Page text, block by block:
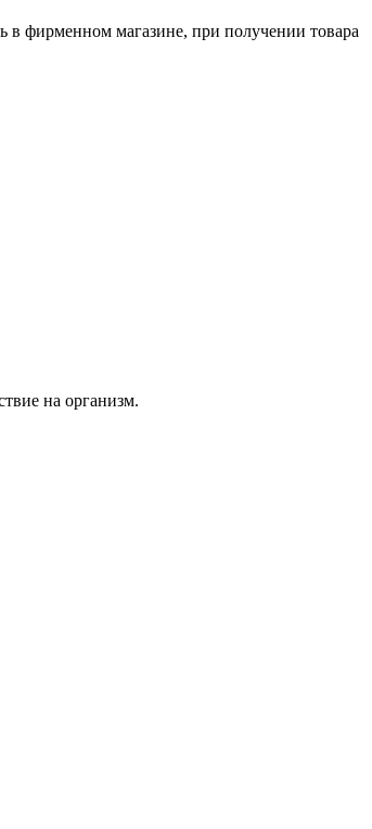
в фирменном магазине, при получении товара
на организм.